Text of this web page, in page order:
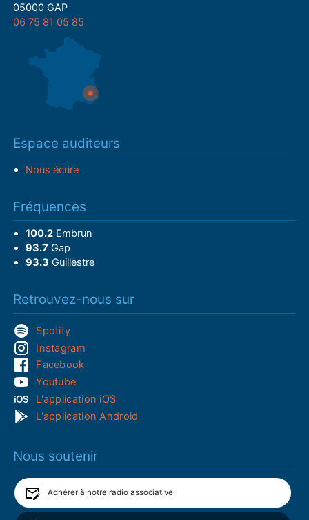
05000 GAP
06 75 81 05 85
Espace auditeurs
Nous écrire
Fréquences
100.2Embrun
93.7 Gap
93.3 Guillestre
Retrouvez-nous sur
Spotify
Instagram
Facebook
Youtube
L'application iOS
L'application Android
Nous soutenir
Adhérer à notre radio associative